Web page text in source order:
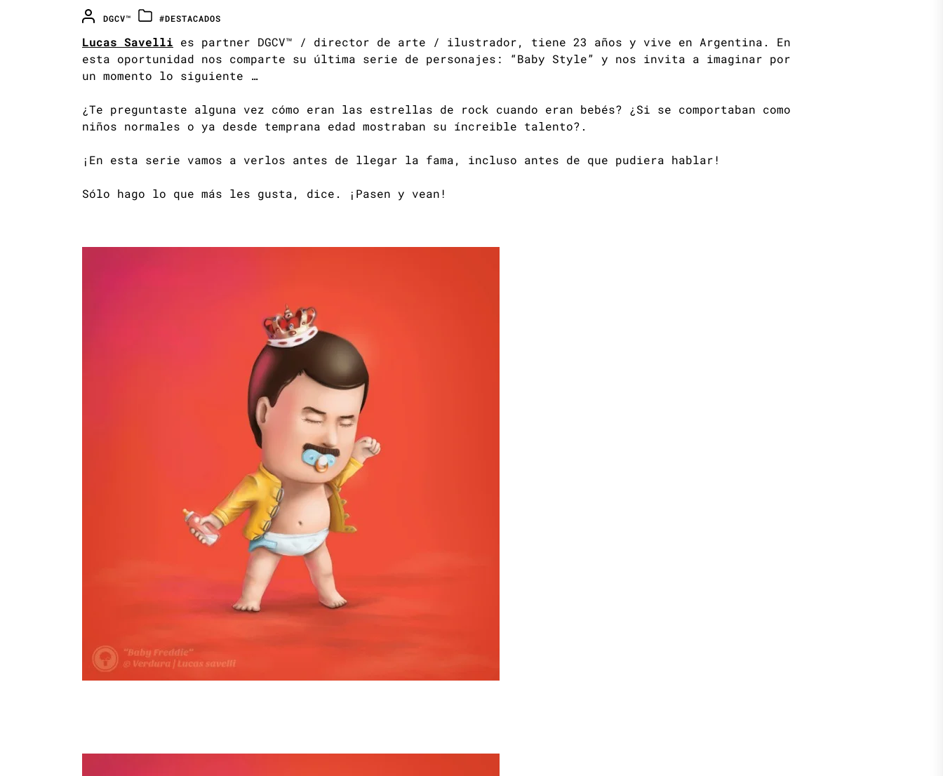
DGCV™ #DESTACADOS
Lucas Savelli es partner DGCV™ / director de arte / ilustrador, tiene 23 años y vive en Argentina. En
esta oportunidad nos comparte su última serie de personajes: “Baby Style” y nos invita a imaginar por
un momento lo siguiente …
¿Te preguntaste alguna vez cómo eran las estrellas de rock cuando eran bebés? ¿Si se comportaban como
niños normales o ya desde temprana edad mostraban su íncreible talento?.
¡En esta serie vamos a verlos antes de llegar la fama, incluso antes de que pudiera hablar!
Sólo hago lo que más les gusta, dice. ¡Pasen y vean!